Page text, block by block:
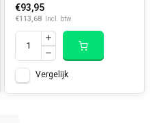
€93,95
€113,68 Incl. btw
Vergelijk